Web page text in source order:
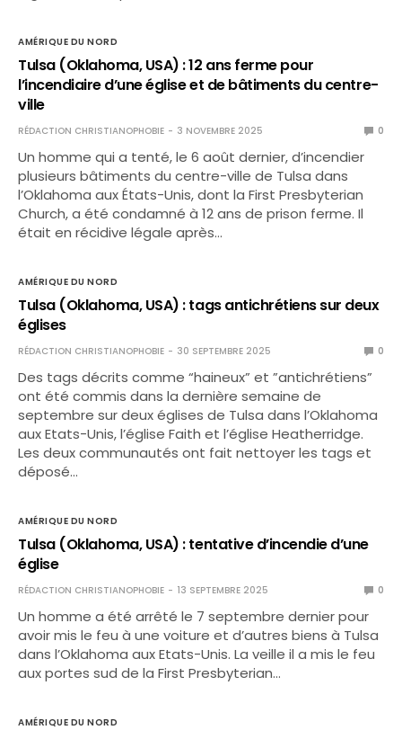
AMÉRIQUE DU NORD
Tulsa (Oklahoma, USA) : 12 ans ferme pour
l’incendiaire d’une église et de bâtiments du centre-
ville
RÉDACTION CHRISTIANOPHOBIE 3 NOVEMBRE 2025 0
Un homme qui a tenté, le 6 août dernier, d’incendier
plusieurs bâtiments du centre-ville de Tulsa dans
l’Oklahoma aux États-Unis, dont la First Presbyterian
Church, a été condamné à 12 ans de prison ferme. Il
était en récidive légale après…
AMÉRIQUE DU NORD
Tulsa (Oklahoma, USA) : tags antichrétiens sur deux
églises
RÉDACTION CHRISTIANOPHOBIE 30 SEPTEMBRE 2025 0
Des tags décrits comme “haineux” et ”antichrétiens”
ont été commis dans la dernière semaine de
septembre sur deux églises de Tulsa dans l’Oklahoma
aux Etats-Unis, l’église Faith et l’église Heatherridge.
Les deux communautés ont fait nettoyer les tags et
déposé…
AMÉRIQUE DU NORD
Tulsa (Oklahoma, USA) : tentative d’incendie d’une
église
RÉDACTION CHRISTIANOPHOBIE 13 SEPTEMBRE 2025 0
Un homme a été arrêté le 7 septembre dernier pour
avoir mis le feu à une voiture et d’autres biens à Tulsa
dans l’Oklahoma aux Etats-Unis. La veille il a mis le feu
aux portes sud de la First Presbyterian…
AMÉRIQUE DU NORD